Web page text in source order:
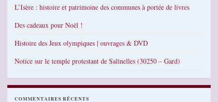
L’Isère : histoire et patrimoine des communes à portée de livres
Des cadeaux pour Noël !
Histoire des Jeux olympiques | ouvrages & DVD
Notice sur le temple protestant de Salinelles (30250 – Gard)
COMMENTAIRES RÉCENTS